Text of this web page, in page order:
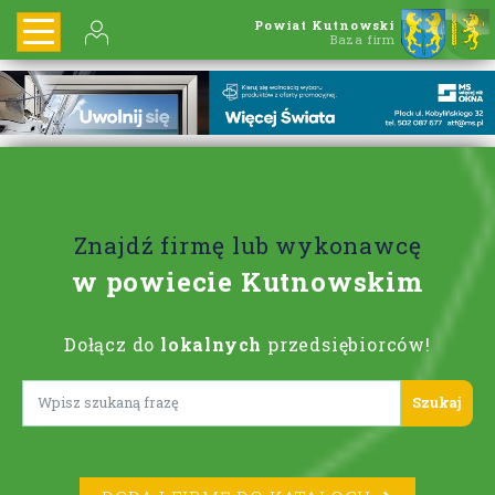
Powiat Kutnowski
Baza firm
Znajdź firmę lub wykonawcę
w powiecie Kutnowskim
Dołącz do lokalnych przedsiębiorców!
Lorem ipsum